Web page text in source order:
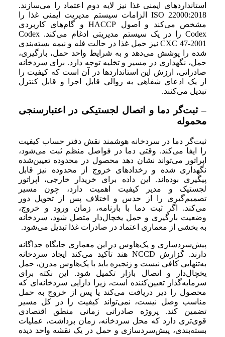
استانداردهای ایمنی غذا نیز لایه دوم اعتماد را می‌سازند.
ISO 22000:2018 الزامات سیستم مدیریت ایمنی غذا را
مشخص می‌کند و اصول HACCP و گام‌های کاربردی
Codex را در یک سیستم مدیریتی ادغام می‌کند. Codex
CXC 47-2001 نیز حمل غذا در حالت فله و نیمه بسته‌بندی
شده را پوشش می‌دهد و به شرایط واحد حمل، بارگیری،
حمل، نگهداری در مسیر و تخلیه توجه دارد. برای سردخانه
صادراتی، ارزش این استانداردها در آن است که کیفیت را
از یک ادعای شفاهی به روالی قابل اجرا و قابل کنترل
تبدیل می‌کنند.
– ثبت‌گر دما و اتصال لجستیکی در اعتبارسنجی
محموله
ثبت‌گر دما در سردخانه هوشمند نقش دفتر حساب کیفیت
را ایفا می‌کند. وقتی دما در فواصل منظم ثبت می‌شود،
اپراتور می‌تواند نشان دهد محصول در محدوده تعیین‌شده
نگهداری شده و رخدادهای خروج از محدوده نیز قابل
پیگیری بوده‌اند. این داده برای خریدار خارجی، اپراتور
لجستیک و مدیر کیفیت اهمیت دارد، چون مسیر
تصمیم‌گیری را از حدس و اختلاف پس از تحویل دور
می‌کند. اگر ثبت دما با بارنامه، زمان ورود و خروج،
وضعیت بارگیری و حمل یخچال‌دار متصل شود، سردخانه
به بخشی از معماری اعتماد در صادرات غذا تبدیل می‌شود.
پیش‌سردسازی و پک‌هاوس در این معماری جایگاه جداگانه
دارند. گزارش NCCD هند تأکید می‌کند ایجاد سردخانه
به‌تنهایی کافی نیست و زنجیره باید با پک‌هاوس مدرن، حمل
یخچال‌دار و اتصال بازار تکمیل شود. این نکته برای
سرمایه‌گذار تعیین‌کننده است، زیرا دارایی سردخانه‌ای که
محصول را دیر دریافت می‌کند یا پس از خروج به حمل
مناسب وصل نیست، نمی‌تواند کیفیت را در کل مسیر
تضمین کند. پروژه صادراتی زمانی منطق اقتصادی
قوی‌تری دارد که محل سردخانه، زمان برداشت، عملیات
بسته‌بندی، پیش‌سردسازی و حمل در یک نقشه واحد دیده